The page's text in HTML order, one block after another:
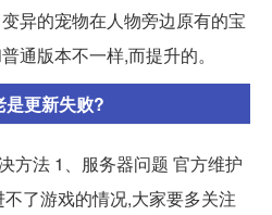
异的宠物在人物旁边原有的宝
通版本不一样,而提升的。
是更新失败?
方法 1、服务器问题 官方维护
了游戏的情况,大家要多关注